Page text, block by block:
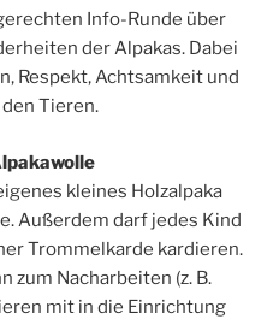
Info-Runde über
der Alpakas. Dabei
Respekt, Achtsamkeit und
Tieren.
kleines Holzalpaka
Außerdem darf jedes Kind
Trommelkarde kardieren.
zum Nacharbeiten (z. B.
mit in die Einrichtung